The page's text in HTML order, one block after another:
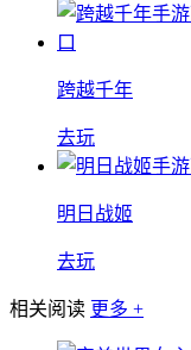
跨越千年
去玩
明日战姬
去玩
相关阅读 更多 +